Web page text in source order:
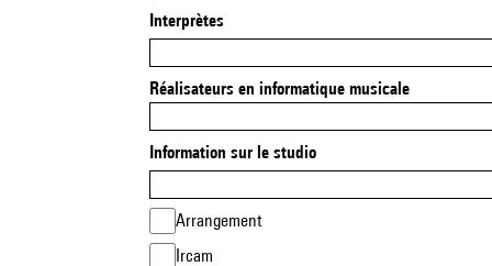
Interprètes
Réalisateurs en informatique musicale
Information sur le studio
Arrangement
Ircam